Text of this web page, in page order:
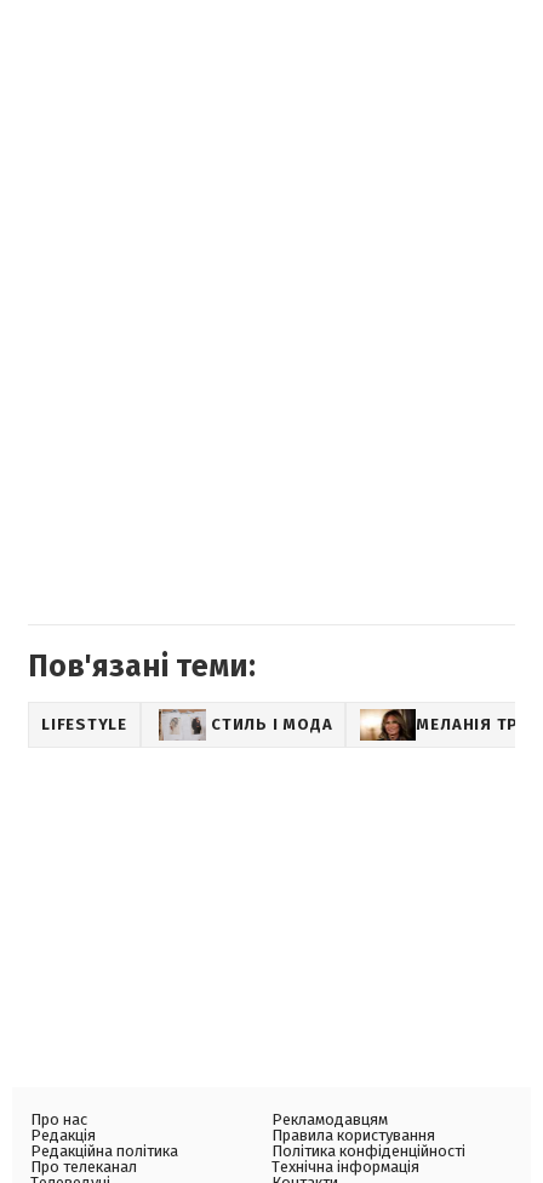
Пов'язані теми:
LIFESTYLE СТИЛЬ І МОДА МЕЛАНІЯ
Про нас
Редакція
Редакційна політика
Про телеканал
Рекламодавцям
Правила користування
Політика конфіденційності
Технічна інформація